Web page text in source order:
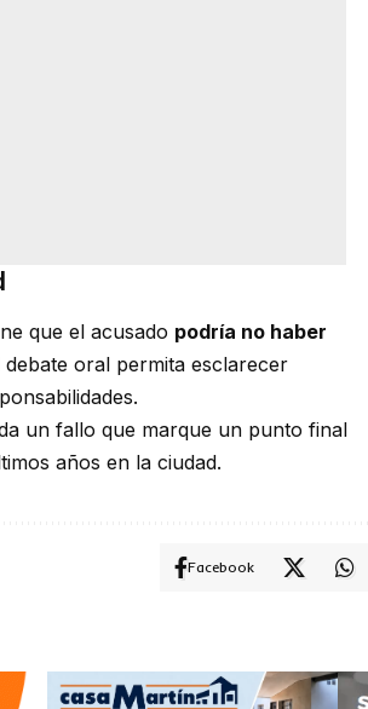
que el acusado podría no haber
oral permita esclarecer
un fallo que marque un punto final
años en la ciudad.
Facebook